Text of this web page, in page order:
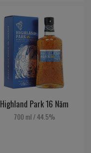
Highland Park 16 Năm
700 ml /44.5%